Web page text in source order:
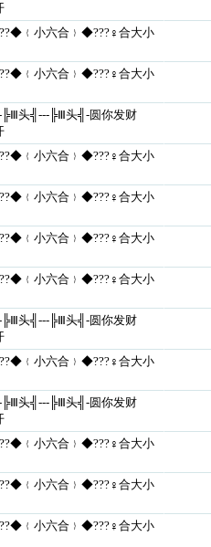
小六合﹜◆???♀合大小
小六合﹜◆???♀合大小
头╣---╠Ⅲ头╣-圆你发财
小六合﹜◆???♀合大小
小六合﹜◆???♀合大小
小六合﹜◆???♀合大小
小六合﹜◆???♀合大小
头╣---╠Ⅲ头╣-圆你发财
小六合﹜◆???♀合大小
头╣---╠Ⅲ头╣-圆你发财
小六合﹜◆???♀合大小
小六合﹜◆???♀合大小
小六合﹜◆???♀合大小